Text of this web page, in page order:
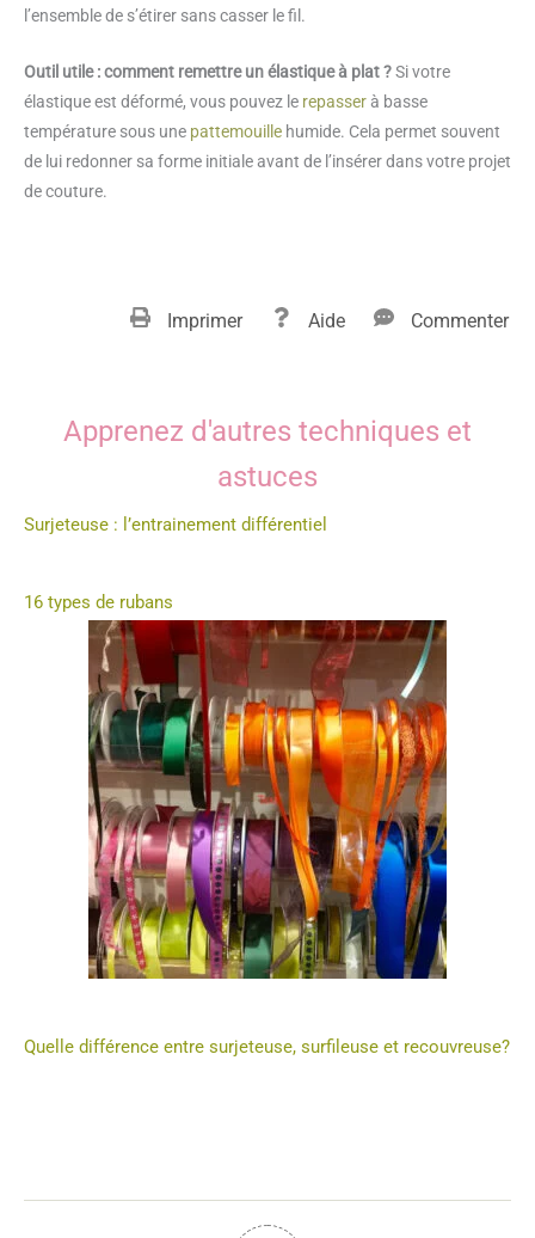
l’ensemble de s’étirer sans casser le fil.
Outil utile : comment remettre un élastique à plat ?Si votre
élastique est déformé, vous pouvez le repasserà basse
température sous une pattemouille humide. Cela permet souvent
de lui redonner sa forme initiale avant de l’insérer dans votre projet
de couture.
Imprimer Aide Commenter
Apprenez d'autres techniques et
astuces
Surjeteuse : l’entrainement différentiel
16 types de rubans
Quelle différence entre surjeteuse, surfileuse et recouvreuse?